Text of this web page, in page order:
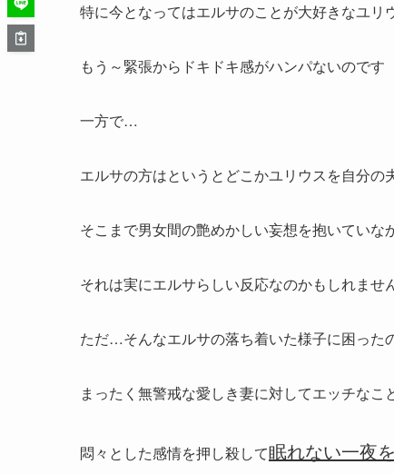
特に今となってはエルサのことが大好きなユリ
もう～緊張からドキドキ感がハンパないのです
一方で…
エルサの方はというとどこかユリウスを自分の
そこまで男女間の艶めかしい妄想を抱いていな
それは実にエルサらしい反応なのかもしれません
ただ…そんなエルサの落ち着いた様子に困った
まったく無警戒な愛しき妻に対してエッチなこ
悶々とした感情を押し殺して眠れない一夜